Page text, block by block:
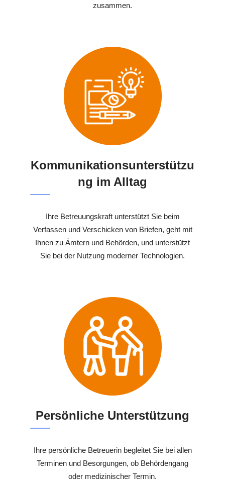
zusammen.
Kommunikationsunterstützu
ng im Alltag
Ihre Betreuungskraft unterstützt Sie beim
Verfassen und Verschicken von Briefen, geht mit
Ihnen zu Ämtern und Behörden, und unterstützt
Sie bei der Nutzung moderner Technologien.
Persönliche Unterstützung
Ihre persönliche Betreuerin begleitet Sie bei allen
Terminen und Besorgungen, ob Behördengang
oder medizinischer Termin.